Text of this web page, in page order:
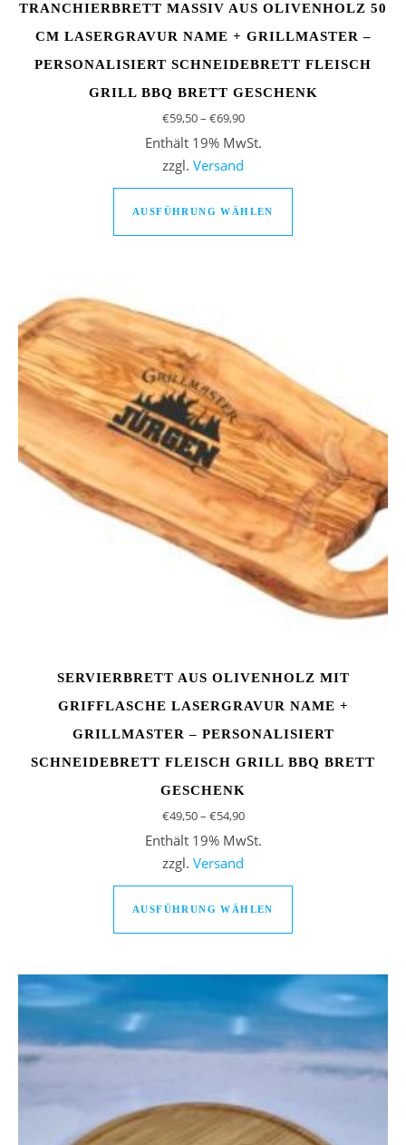
TRANCHIERBRETT MASSIV AUS OLIVENHOLZ 50
CM LASERGRAVUR NAME + GRILLMASTER –
PERSONALISIERT SCHNEIDEBRETT FLEISCH
GRILL BBQ BRETT GESCHENK
€59,50– €69,90Preisspanne: €59,50 bis €69,90
Enthält 19% MwSt.
zzgl. Versand
AUSFÜHRUNG WÄHLEN
Dieses Produkt
SERVIERBRETT AUS OLIVENHOLZ MIT
GRIFFLASCHE LASERGRAVUR NAME +
GRILLMASTER – PERSONALISIERT
SCHNEIDEBRETT FLEISCH GRILL BBQ BRETT
GESCHENK
€49,50– €54,90Preisspanne: €49,50 bis €54,90
Enthält 19% MwSt.
zzgl. Versand
AUSFÜHRUNG WÄHLEN
Dieses Produkt